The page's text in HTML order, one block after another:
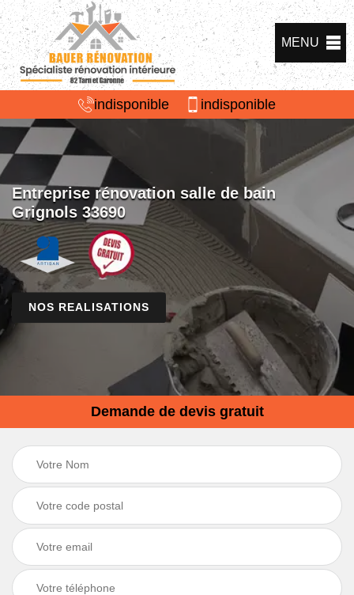
MENU
indisponible indisponible
Entreprise rénovation salle de bain
Grignols 33690
NOS REALISATIONS
Demande de devis gratuit